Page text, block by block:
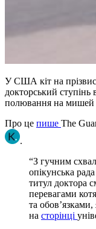
У США кіт на
докторський ступінь
полювання на мишей
Про це пише The
.
“З гучним
опікунська
титул доктора
перевагами
та
на сторінці